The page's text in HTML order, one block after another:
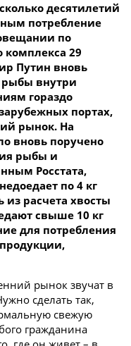
десятилетий
потребление
по
комплекса 29
Путин вновь
рыбы внутри
гораздо
портах,
рынок. На
вновь поручено
рыбы и
Росстата,
по 4 кг
расчета хвосты
свыше 10 кг
для потребления
рынок звучат в
сделать так,
свежую
гражданина